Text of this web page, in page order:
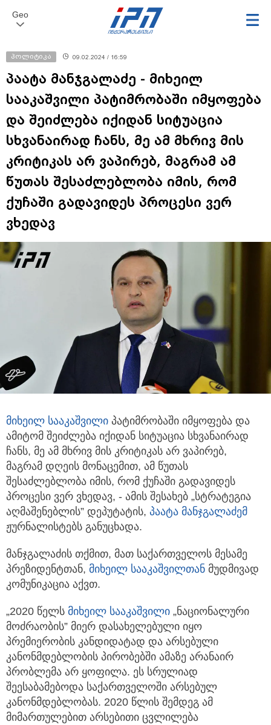
Geo
პოლიტიკა 09.02.2024 / 16:59
პაატა მანჯგალაძე - მიხეილ
სააკაშვილი პატიმრობაში იმყოფება
და შეიძლება იქიდან სიტუაცია
სხვანაირად ჩანს, მე ამ მხრივ მის
კრიტიკას არ ვაპირებ, მაგრამ ამ
წუთას შესაძლებლობა იმის, რომ
ქუჩაში გადავიდეს პროცესი ვერ
ვხედავ
მიხეილ სააკაშვილი პატიმრობაში იმყოფება და
ამიტომ შეიძლება იქიდან სიტუაცია სხვანაირად
ჩანს, მე ამ მხრივ მის კრიტიკას არ ვაპირებ,
მაგრამ დღეის მონაცემით, ამ წუთას
შესაძლებლობა იმის, რომ ქუჩაში გადავიდეს
პროცესი ვერ ვხედავ, - ამის შესახებ „სტრატეგია
აღმაშენებლის” დეპუტატის, პაატა მანჯგალაძემ
ჟურნალისტებს განუცხადა.
მანჯგალაძის თქმით, მათ საქართველოს მესამე
პრეზიდენტთან, მიხეილ სააკაშვილთან მუდმივად
კომუნიკაცია აქვთ.
„2020 წელს მიხეილ სააკაშვილი „ნაციონალური
მოძრაობის” მიერ დასახელებული იყო
პრემიერობის კანდიდატად და არსებული
კანონმდებლობის პირობებში ამაზე არანაირ
პრობლემა არ ყოფილა. ეს სრულიად
შეესაბამებოდა საქართველოში არსებულ
კანონმდებლობას. 2020 წლის შემდეგ ამ
მიმართულებით არსებითი ცვლილება